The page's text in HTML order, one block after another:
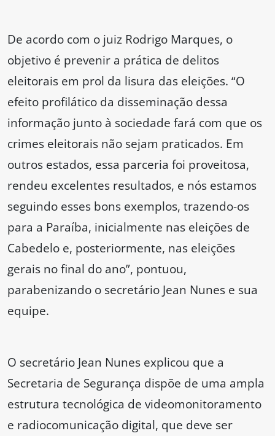
De acordo com o juiz Rodrigo Marques, o
objetivo é prevenir a prática de delitos
eleitorais em prol da lisura das eleições. “O
efeito profilático da disseminação dessa
informação junto à sociedade fará com que os
crimes eleitorais não sejam praticados. Em
outros estados, essa parceria foi proveitosa,
rendeu excelentes resultados, e nós estamos
seguindo esses bons exemplos, trazendo-os
para a Paraíba, inicialmente nas eleições de
Cabedelo e, posteriormente, nas eleições
gerais no final do ano”, pontuou,
parabenizando o secretário Jean Nunes e sua
equipe.
O secretário Jean Nunes explicou que a
Secretaria de Segurança dispõe de uma ampla
estrutura tecnológica de videomonitoramento
e radiocomunicação digital, que deve ser